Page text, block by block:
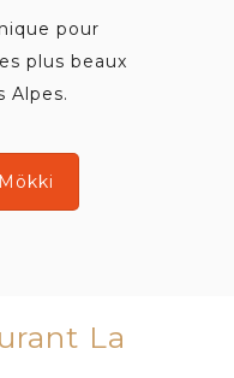
pour
plus beaux
Alpes.
La